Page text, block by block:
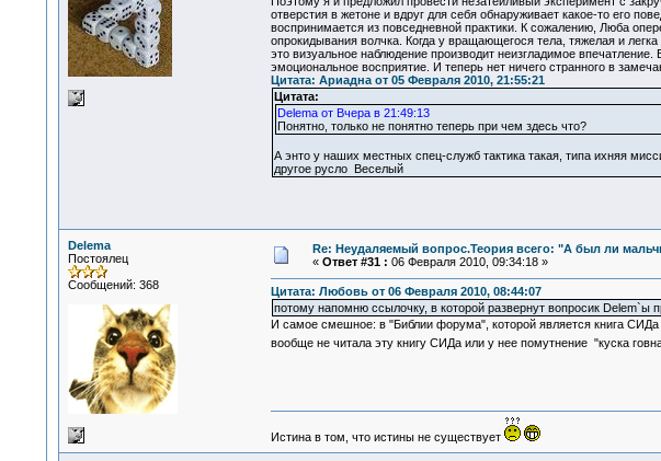
отверстия в жетоне и вдруг для себя обнаруживает какое-то его
воспринимается из повседневной практики. К сожалению, Люба
опрокидывания волчка. Когда у вращающегося тела, тяжелая и
это визуальное наблюдение производит неизгладимое
эмоциональное восприятие. И теперь нет ничего странного в
Цитата: Ариадна от 05 Февраля 2010, 21:55:21
Цитата:
Delema от Вчера в 21:49:13
Понятно, только не понятно теперь при чем здесь что?
А энто у наших местных спец-служб тактика такая, типа ихняя
другое русло Веселый
Delema
Постоялец
Сообщений: 368
Re: Неудаляемый вопрос.Теория всего: "А был ли
« Ответ #31 : 06 Февраля 2010, 09:34:18 »
Цитата: Любовь от 06 Февраля 2010, 08:44:07
потому напомню ссылочку, в которой развернут вопросик Delem`ы
И самое смешное: в "Библии форума", которой является книга
вообще не читала эту книгу СИДа или у нее помутнение "куска
Истина в том, что истины не существует